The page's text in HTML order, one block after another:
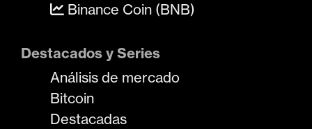
Binance Coin (BNB)
Destacados y Series
Análisis de mercado
Bitcoin
Destacadas